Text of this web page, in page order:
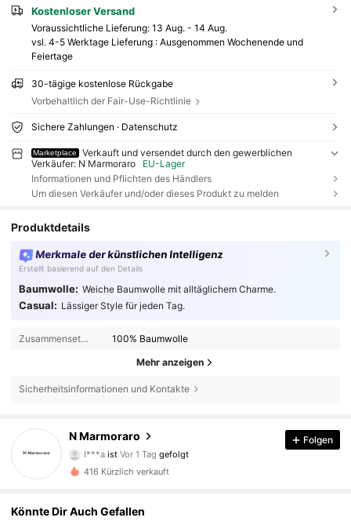
Kostenloser Versand
Voraussichtliche Lieferung: 13 Aug. - 14 Aug.
vsl. 4-5 Werktage Lieferung : Ausgenommen Wochenende und
Feiertage
30-tägige kostenlose Rückgabe
Vorbehaltlich der Fair-Use-Richtlinie
Sichere Zahlungen · Datenschutz
Marketplace
Verkauft und versendet durch den gewerblichen
Verkäufer: N Marmoraro
EU-Lager
Informationen und Pflichten des Händlers
Um diesen Verkäufer und/oder dieses Produkt zu melden
Produktdetails
Merkmale der künstlichen Intelligenz
Erstellt basierend auf den Details
Baumwolle: Weiche Baumwolle mit alltäglichem Charme.
Casual: Lässiger Style für jeden Tag.
Zusammensetzung: 100% Baumwolle
Mehr anzeigen
Sicherheitsinformationen und Kontakte
N Marmoraro
I***aist Vor 1 Tag
4,85
65 Follower
Folgen
416 Kürzlich verkauft
Könnte Dir Auch Gefallen